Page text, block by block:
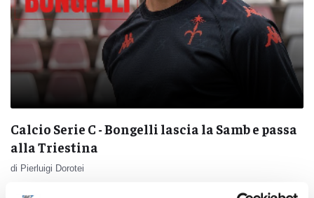
Calcio Serie C - Bongelli lascia la Samb e passa
alla Triestina
di Pierluigi Dorotei